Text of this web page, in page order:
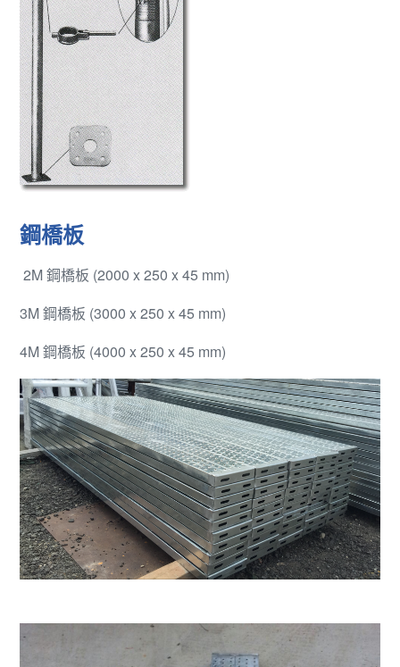
鋼橋板
2M 鋼橋板 (2000 x 250 x 45 mm)
3M 鋼橋板 (3000 x 250 x 45 mm)
4M 鋼橋板 (4000 x 250 x 45 mm)